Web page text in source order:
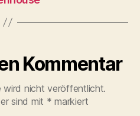
Kommentar
wird nicht veröffentlicht.
sind mit * markiert